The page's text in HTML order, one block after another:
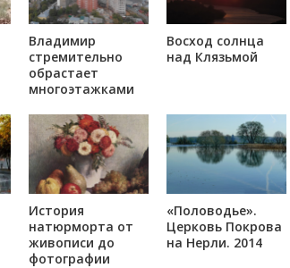
Владимир
стремительно
обрастает
многоэтажками
Восход солнца
над Клязьмой
История
натюрморта от
живописи до
фотографии
«Половодье».
Церковь Покрова
на Нерли. 2014